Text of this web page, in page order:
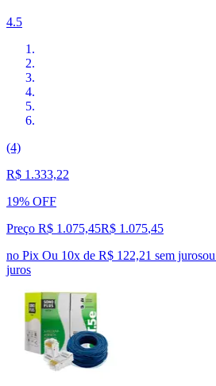
4.5
(4)
R$ 1.333,22
19% OFF
Preço R$ 1.075,45R$ 1.075,45
no Pix Ou 10x de R$ 122,21 sem jurosou
juros